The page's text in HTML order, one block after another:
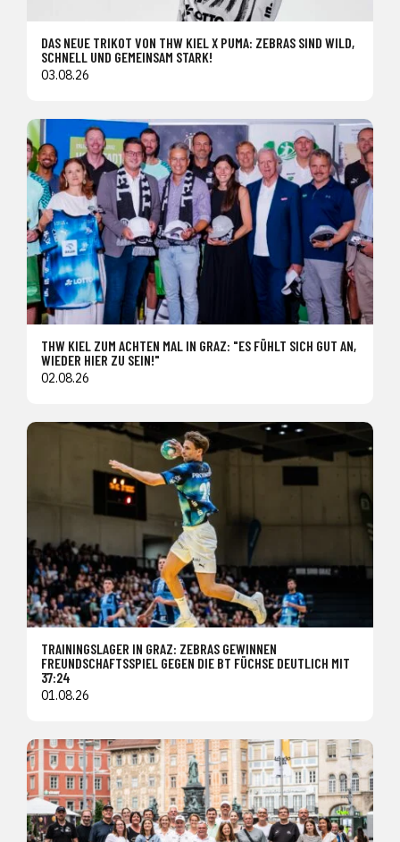
DAS NEUE TRIKOT VON THW KIEL X PUMA: ZEBRAS SIND WILD,
SCHNELL UND GEMEINSAM STARK!
03.08.26
THW KIEL ZUM ACHTEN MAL IN GRAZ: "ES FÜHLT SICH GUT AN,
WIEDER HIER ZU SEIN!"
02.08.26
TRAININGSLAGER IN GRAZ: ZEBRAS GEWINNEN
FREUNDSCHAFTSSPIEL GEGEN DIE BT FÜCHSE DEUTLICH MIT
37:24
01.08.26